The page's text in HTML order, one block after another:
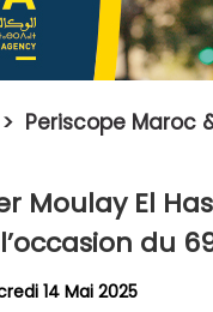
> Periscope Maroc
Moulay El
du
14 Mai 2025